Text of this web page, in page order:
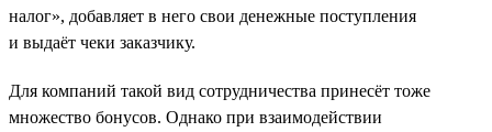
налог», добавляет в него свои денежные поступления
и выдаёт чеки заказчику.
Для компаний такой вид сотрудничества принесёт тоже
множество бонусов. Однако при взаимодействии